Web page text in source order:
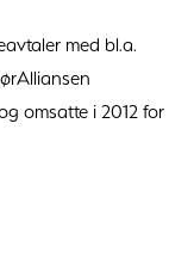
med bl.a.
omsatte i 2012 for